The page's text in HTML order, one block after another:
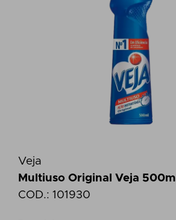
Veja
Multiuso Original Veja 500ml
COD.:101930